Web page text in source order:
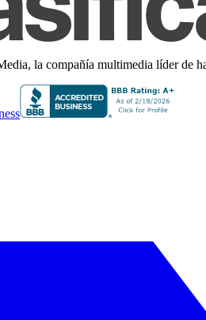
la compañía multimedia líder de